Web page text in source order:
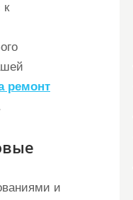
к
ремонт
и